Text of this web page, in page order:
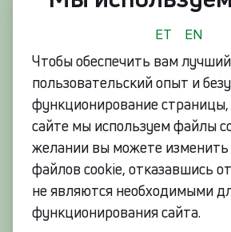
ET EN
Чтобы обеспечить вам лучший
пользовательский опыт и
функционирование
сайте мы используем файлы
желании вы можете
файлов cookie, отказавшись
не являются необходимыми
функционирования сайта.
Energia смогут входить в
обслуживания с помощью
телефона, привязанного к
на нынешний вход в систему по
личному коду, но гораздо более
поскольку после ввода данных
отправляется контрольный код,
можно использовать для
личности.